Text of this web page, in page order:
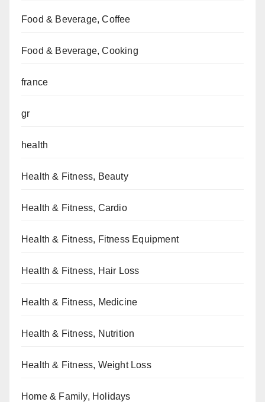
Food & Beverage, Coffee
Food & Beverage, Cooking
france
gr
health
Health & Fitness, Beauty
Health & Fitness, Cardio
Health & Fitness, Fitness Equipment
Health & Fitness, Hair Loss
Health & Fitness, Medicine
Health & Fitness, Nutrition
Health & Fitness, Weight Loss
Home & Family, Holidays